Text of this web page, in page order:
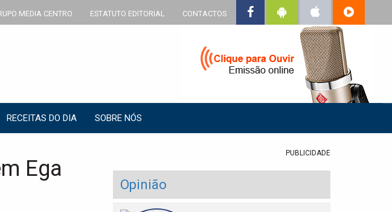
MEDIA CENTRO ESTATUTO EDITORIAL CONTACTOS
RECEITAS DO DIA SOBRE NÓS
Ega
PUBLICIDADE
Opinião